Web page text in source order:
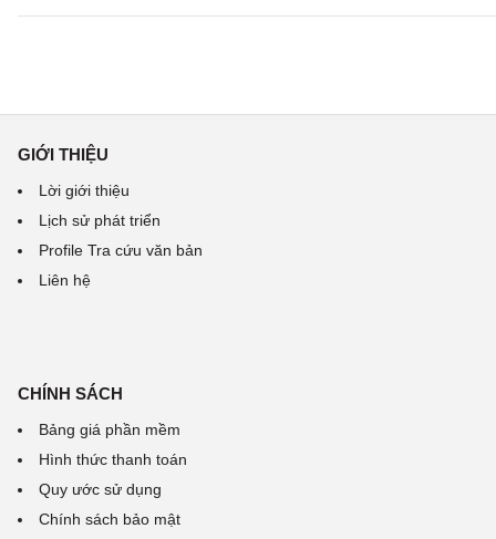
GIỚI THIỆU
Lời giới thiệu
Lịch sử phát triển
Profile Tra cứu văn bản
Liên hệ
CHÍNH SÁCH
Bảng giá phần mềm
Hình thức thanh toán
Quy ước sử dụng
Chính sách bảo mật